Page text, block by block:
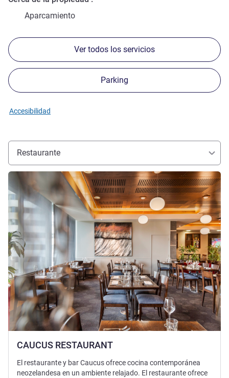
Aparcamiento
Ver todos los servicios
Parking
Accesibilidad
Restaurante
CAUCUS RESTAURANT
Más información
El restaurante y bar Caucus ofrece cocina contemporánea
neozelandesa en un ambiente relajado. El restaurante ofrece